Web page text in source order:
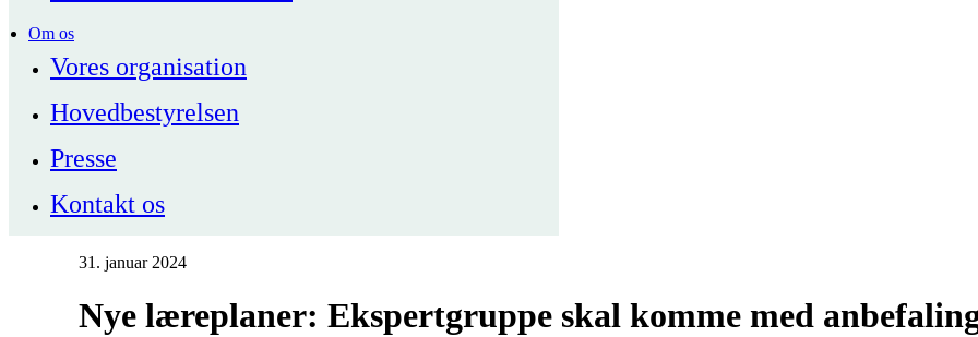
Om os
Vores organisation
Hovedbestyrelsen
Presse
Kontakt os
31. januar 2024
Nye læreplaner: Ekspertgruppe skal komme med